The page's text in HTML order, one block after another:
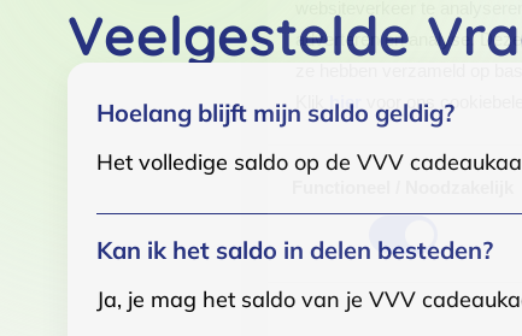
adverteren en analyse.
hier voor ons
Toestemmingsselectie
Veelgestelde
Hoelang blijft mijn saldo geldig?
Het volledige saldo op de VVV
Kan ik het saldo in delen besteden?
Ja, je mag het saldo van je VVV